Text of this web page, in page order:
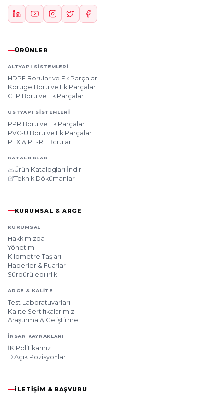
ÜRÜNLER
ALTYAPI SISTEMLERI
HDPE Borular ve Ek Parçalar
Koruge Boru ve Ek Parçalar
CTP Boru ve Ek Parçalar
ÜSTYAPI SISTEMLERI
PPR Boru ve Ek Parçalar
PVC-U Boru ve Ek Parçalar
PEX & PE-RT Borular
KATALOGLAR
Ürün Katalogları İndir
Teknik Dökümanlar
KURUMSAL & ARGE
KURUMSAL
Hakkımızda
Yönetim
Kilometre Taşları
Haberler & Fuarlar
Sürdürülebilirlik
ARGE & KALITE
Test Laboratuvarları
Kalite Sertifikalarımız
Araştırma & Geliştirme
İNSAN KAYNAKLARI
İK Politikamız
Açık Pozisyonlar
İLETIŞIM & BAŞVURU